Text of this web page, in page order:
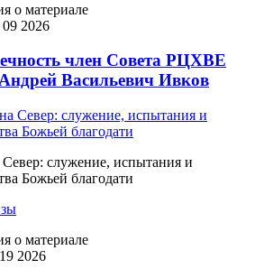
о материале
2026
член Совета РЦХВЕ
Васильевич Ивков
Север: служение, испытания и
Божьей благодати
о материале
2026